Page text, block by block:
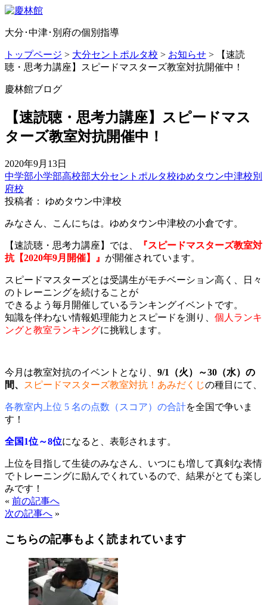
大分･中津･別府の個別指導
トップページ > 大分セントポルタ校 > お知らせ >
【速読
聴・思考力講座】スピードマスターズ教室対抗開催中！
慶林館ブログ
【速読聴・思考力講座】スピードマス
ターズ教室対抗開催中！
2020年9月13日
中学部小学部高校部大分セントポルタ校ゆめタウン中津校別
府校
投稿者： ゆめタウン中津校
みなさん、こんにちは。ゆめタウン中津校の小倉です。
【速読聴・思考力講座】では、
『スピードマスターズ教室対
抗【2020年9月開催】』 が開催されています。
スピードマスターズとは受講生がモチベーション高く、日々
のトレーニングを続けることが
できるよう毎月開催しているランキングイベントです。
知識を伴わない情報処理能力とスピードを測り、 個人ランキ
ングと教室ランキングに挑戦します。
今月は教室対抗のイベントとなり、 9/1（火）～30（水）の
間、
スピードマスターズ教室対抗！あみだくじの種目にて、
各教室内上位 5 名の点数（スコア）の合計を全国で争いま
す！
全国1位～8位になると、表彰されます。
上位を目指して生徒のみなさん、いつにも増して真剣な表情
でトレーニングに励んでくれているので、結果がとても楽し
みです！
« 前の記事へ
次の記事へ »
こちらの記事もよく読まれています